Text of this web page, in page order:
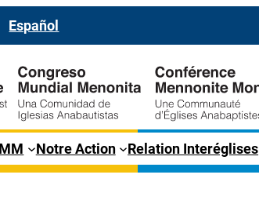
Español
Notre Action Relation Interéglises